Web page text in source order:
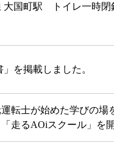
大国町駅 トイレ一時閉
」を掲載しました。
転士が始めた学びの場
走るAOiスクール」を